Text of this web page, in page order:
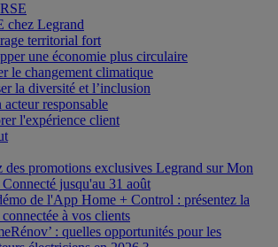
chez Legrand
territorial fort
une économie plus circulaire
le changement climatique
la diversité et l’inclusion
responsable
l'expérience client
des promotions exclusives Legrand sur Mon
Connecté jusqu'au 31 août
de l'App Home + Control : présentez la
à vos clients
: quelles opportunités pour les